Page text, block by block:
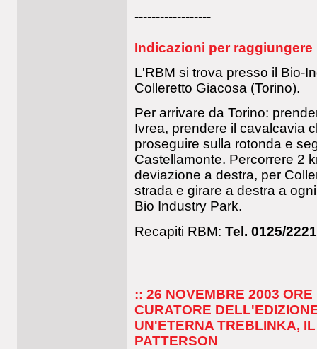
------------------
Indicazioni per raggiungere
L'RBM si trova presso il Bio-
Colleretto Giacosa (Torino).
Per arrivare da Torino:
Ivrea, prendere il cavalcavia
proseguire sulla rotonda e
Castellamonte. Percorrere 2
deviazione a destra, per
strada e girare a destra a
Bio Industry Park.
Recapiti RBM: Tel. 0125/
:: 26 NOVEMBRE 2003
CURATORE
UN'ETERNA TREBLINKA,
PATTERSON